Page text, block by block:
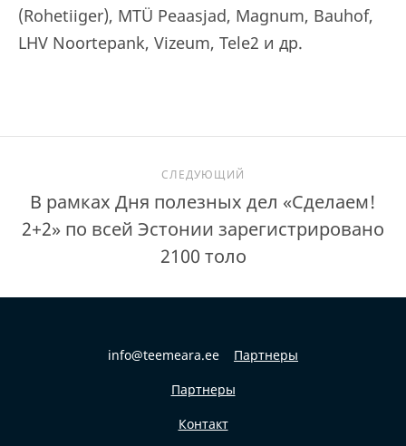
(Rohetiiger), MTÜ Peaasjad, Magnum, Bauhof,
LHV Noortepank, Vizeum, Tele2 и др.
СЛЕДУЮЩИЙ
В рамках Дня полезных дел «Сделаем!
2+2» по всей Эстонии зарегистрировано
2100 толо
info@teemeara.ee Партнеры
Партнеры
Контакт